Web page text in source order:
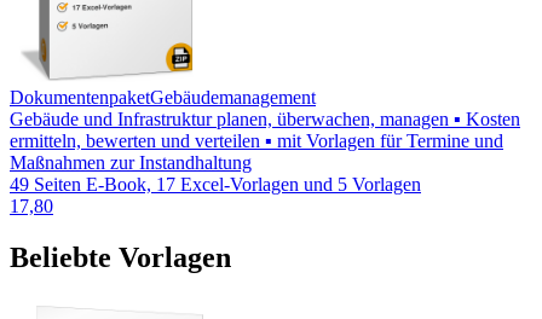
DokumentenpaketGebäudemanagement
Gebäude und Infrastruktur planen, überwachen, managen ▪ Kosten
ermitteln, bewerten und verteilen ▪ mit Vorlagen für Termine und
Maßnahmen zur Instandhaltung
49 Seiten E-Book, 17 Excel-Vorlagen und 5 Vorlagen
17,80
Beliebte Vorlagen